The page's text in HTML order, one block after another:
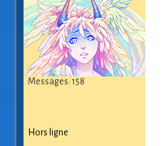
Messages: 158
Hors ligne